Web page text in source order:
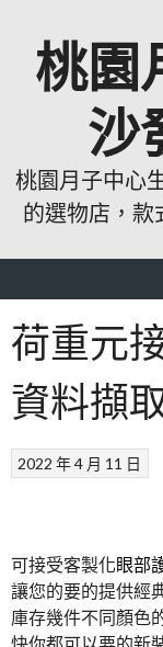
桃園
沙
桃園月子中心
的選物店，款
荷重元
資料擷
2022 年 4 月 11 日
可接受客製化眼部
讓您的要的提供經
庫存幾件不同顏色
快你都可以要的新